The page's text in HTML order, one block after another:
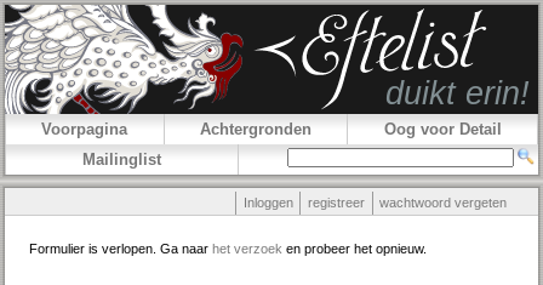
Voorpagina Achtergronden
Oog voor Detail
Mailinglist
Inloggen registreer wachtwoord vergeten
Formulier is verlopen. Ga naar het verzoek en probeer het opnieuw.